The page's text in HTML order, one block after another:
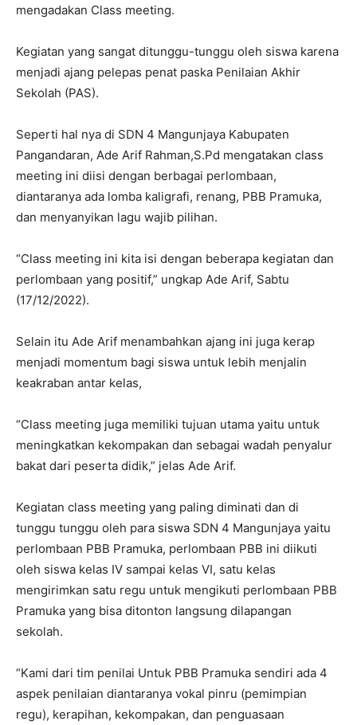
mengadakan Class meeting.
Kegiatan yang sangat ditunggu-tunggu oleh siswa karena
menjadi ajang pelepas penat paska Penilaian Akhir
Sekolah (PAS).
Seperti hal nya di SDN 4 Mangunjaya Kabupaten
Pangandaran, Ade Arif Rahman,S.Pd mengatakan class
meeting ini diisi dengan berbagai perlombaan,
diantaranya ada lomba kaligrafi, renang, PBB Pramuka,
dan menyanyikan lagu wajib pilihan.
“Class meeting ini kita isi dengan beberapa kegiatan dan
perlombaan yang positif,” ungkap Ade Arif, Sabtu
(17/12/2022).
Selain itu Ade Arif menambahkan ajang ini juga kerap
menjadi momentum bagi siswa untuk lebih menjalin
keakraban antar kelas,
“Class meeting juga memiliki tujuan utama yaitu untuk
meningkatkan kekompakan dan sebagai wadah penyalur
bakat dari peserta didik,” jelas Ade Arif.
Kegiatan class meeting yang paling diminati dan di
tunggu tunggu oleh para siswa SDN 4 Mangunjaya yaitu
perlombaan PBB Pramuka, perlombaan PBB ini diikuti
oleh siswa kelas IV sampai kelas VI, satu kelas
mengirimkan satu regu untuk mengikuti perlombaan PBB
Pramuka yang bisa ditonton langsung dilapangan
sekolah.
“Kami dari tim penilai Untuk PBB Pramuka sendiri ada 4
aspek penilaian diantaranya vokal pinru (pemimpian
regu), kerapihan, kekompakan, dan penguasaan